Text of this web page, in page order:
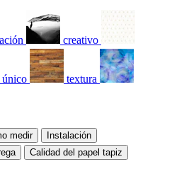
creativo
único textura
medir
Instalación
Calidad del papel tapiz